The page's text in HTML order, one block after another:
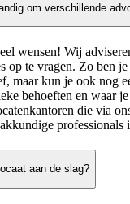
om verschillende
wensen! Wij
op te vragen. Zo ben
maar kun je ook nog
behoeften en waar
die via
professionals
aan de slag?